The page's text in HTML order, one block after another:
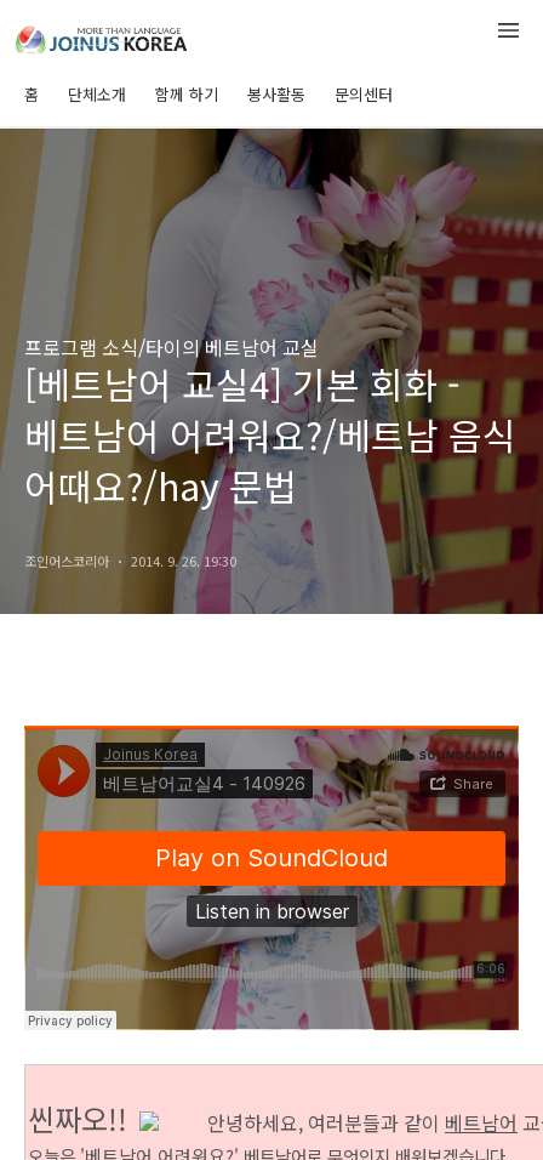
홈 단체소개 함께 하기 봉사활동 문의센터
프로그램 소식/타이의 베트남어 교실
[베트남어 교실4] 기본 회화 -
베트남어 어려워요?/베트남 음식
어때요?/hay 문법
조인어스코리아 2014. 9. 26. 19:30
씬짜오!! 안녕하세요, 여러분들과 같이 베트남어